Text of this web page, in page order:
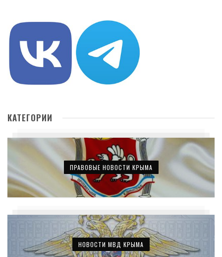
КАТЕГОРИИ
ПРАВОВЫЕ НОВОСТИ КРЫМА
НОВОСТИ МВД КРЫМА